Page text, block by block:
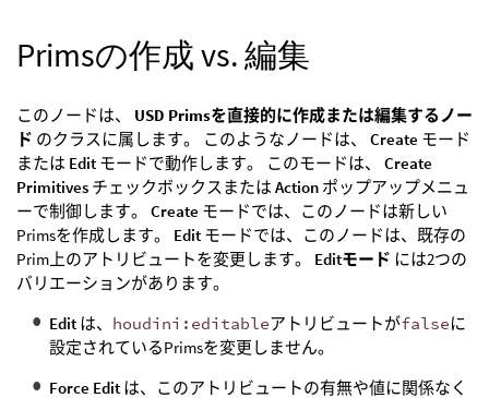
Primsの作成 vs. 編集
このノードは、 USD Primsを直接的に作成または編集するノー
ド のクラスに属します。 このようなノードは、 Create モード
または Edit モードで動作します。 このモードは、 Create
Primitives チェックボックスまたは Action ポップアップメニュ
ーで制御します。 Create モードでは、このノードは新しい
Primsを作成します。 Edit モードでは、このノードは、既存の
Prim上のアトリビュートを変更します。 Editモード には2つの
バリエーションがあります。
Edit は、 houdini:editableアトリビュートがfalseに
設定されているPrimsを変更しません。
Force Edit は、このアトリビュートの有無や値に関係なく